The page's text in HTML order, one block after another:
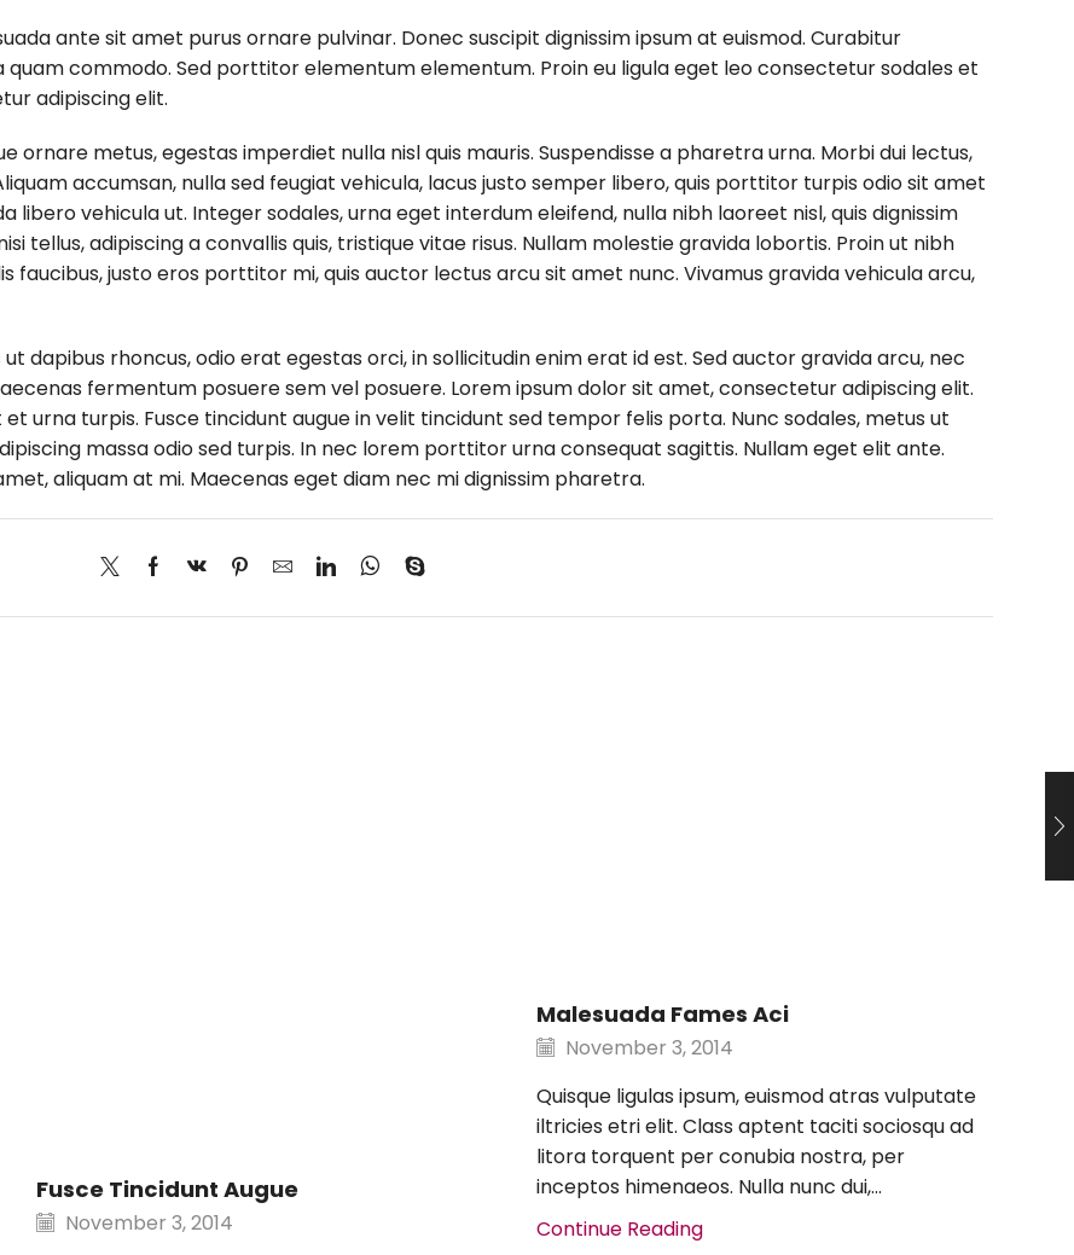
ante sit amet purus ornare pulvinar. Donec suscipit dignissim ipsum at euismod. Curabitur
quam commodo. Sed porttitor elementum elementum. Proin eu ligula eget leo consectetur sodales et
adipiscing elit.
ornare metus, egestas imperdiet nulla nisl quis mauris. Suspendisse a pharetra urna. Morbi dui lectus,
accumsan, nulla sed feugiat vehicula, lacus justo semper libero, quis porttitor turpis odio sit amet
libero vehicula ut. Integer sodales, urna eget interdum eleifend, nulla nibh laoreet nisl, quis dignissim
tellus, adipiscing a convallis quis, tristique vitae risus. Nullam molestie gravida lobortis. Proin ut nibh
faucibus, justo eros porttitor mi, quis auctor lectus arcu sit amet nunc. Vivamus gravida vehicula arcu,
dapibus rhoncus, odio erat egestas orci, in sollicitudin enim erat id est. Sed auctor gravida arcu, nec
fermentum posuere sem vel posuere. Lorem ipsum dolor sit amet, consectetur adipiscing elit.
urna turpis. Fusce tincidunt augue in velit tincidunt sed tempor felis porta. Nunc sodales, metus ut
massa odio sed turpis. In nec lorem porttitor urna consequat sagittis. Nullam eget elit ante.
aliquam at mi. Maecenas eget diam nec mi dignissim pharetra.
Fusce Tincidunt Augue
November 3, 2014
Malesuada Fames Aci
November 3, 2014
Quisque ligulas ipsum, euismod atras vulputate
iltricies etri elit. Class aptent taciti sociosqu ad
litora torquent per conubia nostra, per
inceptos himenaeos. Nulla nunc dui,...
Continue Reading